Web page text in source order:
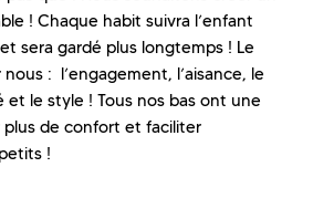
! Chaque habit suivra l’enfant
sera gardé plus longtemps ! Le
: l’engagement, l’aisance, le
le style ! Tous nos bas ont une
de confort et faciliter
!